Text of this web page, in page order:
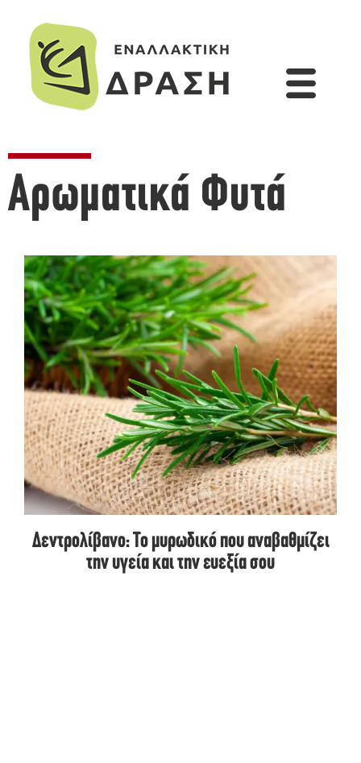
Αρωματικά Φυτά
Δεντρολίβανο: Το μυρωδικό που αναβαθμίζει
την υγεία και την ευεξία σου